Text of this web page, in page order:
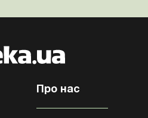
Про нас